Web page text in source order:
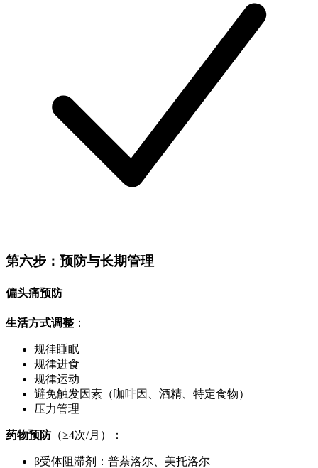
第六步：预防与长期管理
偏头痛预防
生活方式调整 ：
规律睡眠
规律进食
规律运动
避免触发因素（咖啡因、酒精、特定食物）
压力管理
药物预防（≥4次/月）：
β受体阻滞剂：普萘洛尔、美托洛尔